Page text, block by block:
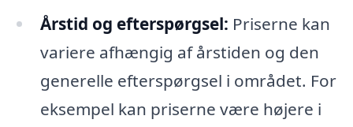
Årstid og efterspørgsel: Priserne kan
variere afhængig af årstiden og den
generelle efterspørgsel i området. For
eksempel kan priserne være højere i